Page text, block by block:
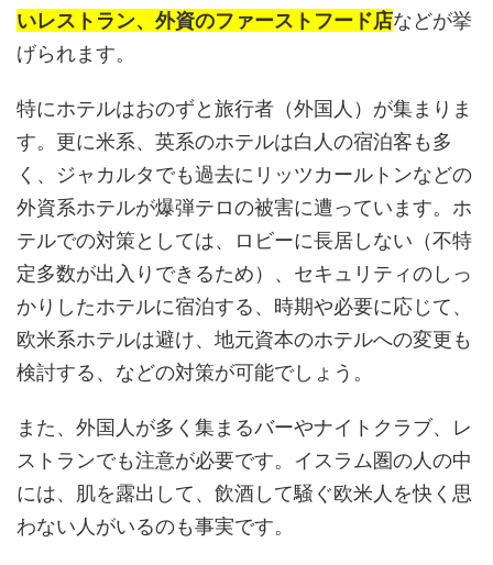
いレストラン、外資のファーストフード店などが挙
げられます。
特にホテルはおのずと旅行者（外国人）が集まりま
す。更に米系、英系のホテルは白人の宿泊客も多
く、ジャカルタでも過去にリッツカールトンなどの
外資系ホテルが爆弾テロの被害に遭っています。ホ
テルでの対策としては、ロビーに長居しない（不特
定多数が出入りできるため）、セキュリティのしっ
かりしたホテルに宿泊する、時期や必要に応じて、
欧米系ホテルは避け、地元資本のホテルへの変更も
検討する、などの対策が可能でしょう。
また、外国人が多く集まるバーやナイトクラブ、レ
ストランでも注意が必要です。イスラム圏の人の中
には、肌を露出して、飲酒して騒ぐ欧米人を快く思
わない人がいるのも事実です。